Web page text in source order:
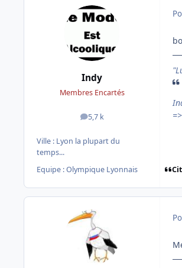
Indy
Membres Encartés
5,7 k
messages
Ville : Lyon la plupart du
temps...
Equipe : Olympique Lyonnais